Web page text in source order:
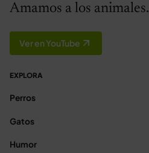
Amamos a los animales.
Ver en YouTube
EXPLORA
Perros
Gatos
Humor